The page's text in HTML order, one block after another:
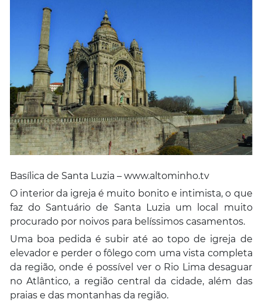
Basílica de Santa Luzia – www.altominho.tv
O interior da igreja é muito bonito e intimista, o que
faz do Santuário de Santa Luzia um local muito
procurado por noivos para belíssimos casamentos.
Uma boa pedida é subir até ao topo de igreja de
elevador e perder o fôlego com uma vista completa
da região, onde é possível ver o Rio Lima desaguar
no Atlântico, a região central da cidade, além das
praias e das montanhas da região.